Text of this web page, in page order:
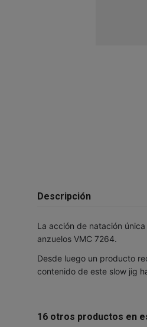
Descripción
La acción de natación
anzuelos VMC 7264.
Desde luego un producto
contenido de este slow jig
16 otros productos en